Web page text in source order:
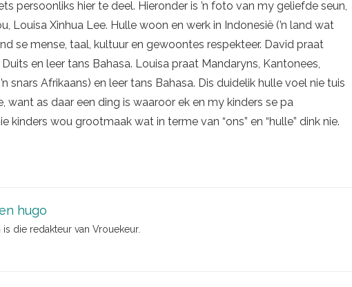
persoonliks hier te deel. Hieronder is ’n foto van my geliefde seun,
Louisa Xinhua Lee. Hulle woon en werk in Indonesië (’n land wat
se mense, taal, kultuur en gewoontes respekteer. David praat
en leer tans Bahasa. Louisa praat Mandaryns, Kantonees,
snars Afrikaans) en leer tans Bahasa. Dis duidelik hulle voel nie tuis
want as daar een ding is waaroor ek en my kinders se pa
kinders wou grootmaak wat in terme van “ons” en “hulle” dink nie.
hugo
is die redakteur van Vrouekeur.